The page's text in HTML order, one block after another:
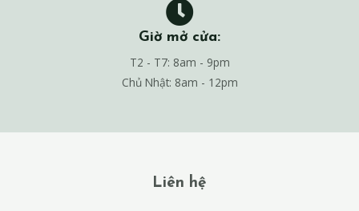
Giờ mở cửa:
T2 - T7: 8am - 9pm
Chủ Nhật: 8am - 12pm
Liên hệ